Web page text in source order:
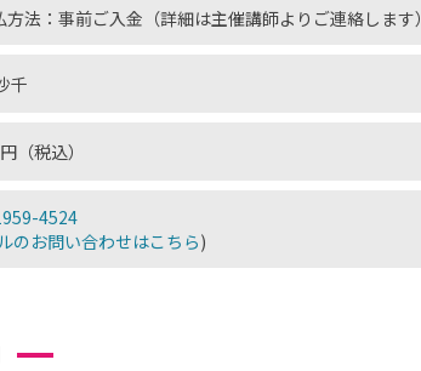
法：事前ご入金（詳細は主催講師よりご連絡します）
千
（税込）
4524
のお問い合わせはこちら)